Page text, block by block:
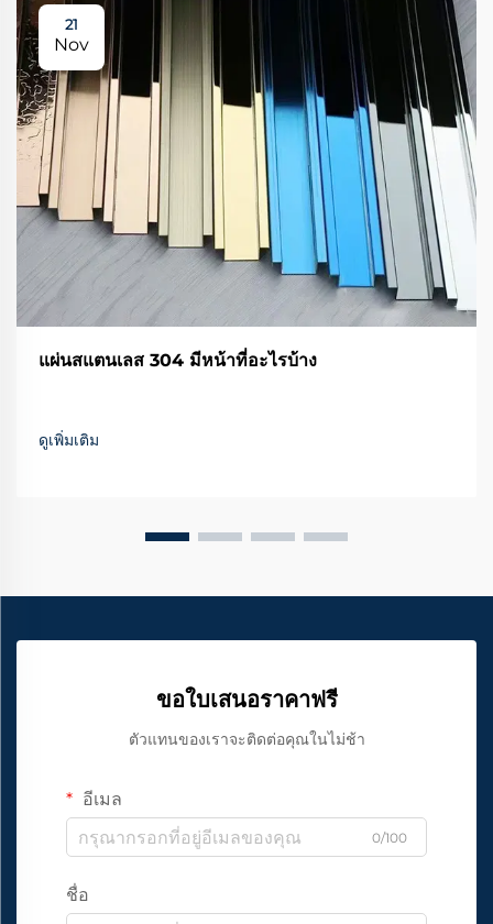
21
Nov
แผ่นสแตนเลส 304 มีหน้าที่อะไรบ้าง
ดูเพิ่มเติม
ขอใบเสนอราคาฟรี
ตัวแทนของเราจะติดต่อคุณในไม่ช้า
อีเมล
0/100
ชื่อ